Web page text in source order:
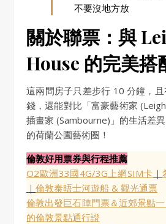
不要沒地方放
關於聯票：與
House 的完美搭
這兩間房子只差步行 10 分鐘，
錢，還能對比「富豪藝術家
插畫家 (Sambourne)」的生活差
的荷蘭公園藝術圈！
倫敦好用票券與行程推薦
O2歐洲33國4G/3G上網SIM卡 ｜
｜ 倫敦泰晤士河遊船 & 觀光通票
倫敦出發巨石陣門票＆近郊景點
的倫敦景點通行證